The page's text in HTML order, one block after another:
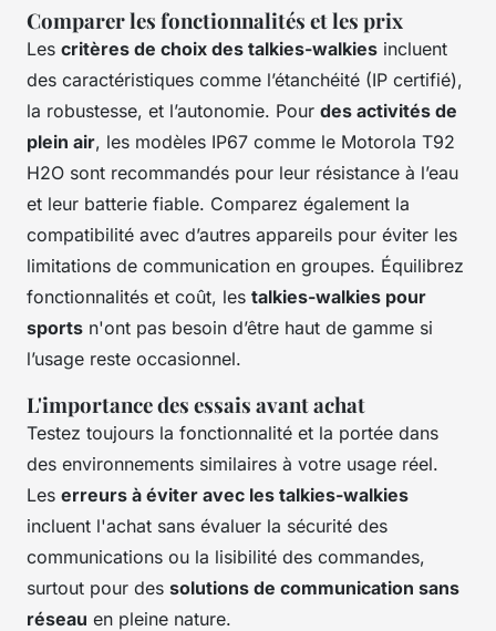
Comparer les fonctionnalités et les prix
Les critères de choix des talkies-walkies incluent
des caractéristiques comme l’étanchéité (IP certifié),
la robustesse, et l’autonomie. Pour des activités de
plein air, les modèles IP67 comme le Motorola T92
H2O sont recommandés pour leur résistance à l’eau
et leur batterie fiable. Comparez également la
compatibilité avec d’autres appareils pour éviter les
limitations de communication en groupes. Équilibrez
fonctionnalités et coût, les talkies-walkies pour
sports n'ont pas besoin d’être haut de gamme si
l’usage reste occasionnel.
L'importance des essais avant achat
Testez toujours la fonctionnalité et la portée dans
des environnements similaires à votre usage réel.
Les erreurs à éviter avec les talkies-walkies
incluent l'achat sans évaluer la sécurité des
communications ou la lisibilité des commandes,
surtout pour des solutions de communication sans
réseau en pleine nature.